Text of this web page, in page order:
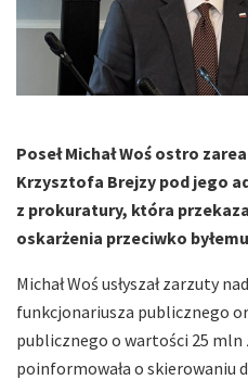
Poseł Michał Woś ostro
Krzysztofa Brejzy pod jego
z prokuratury, która
oskarżenia przeciwko
Michał Woś usłyszał zarzuty
funkcjonariusza publicznego
publicznego o wartości 25 mln
poinformowała o skierowaniu